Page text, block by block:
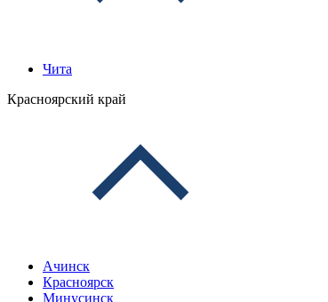
Чита
Красноярский край
Ачинск
Красноярск
Минусинск